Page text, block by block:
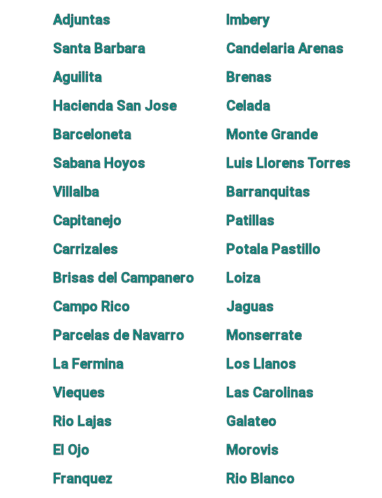
Adjuntas Imbery
Santa Barbara Candelaria Arenas
Aguilita Brenas
Hacienda San Jose Celada
Barceloneta Monte Grande
Sabana Hoyos Luis Llorens Torres
Villalba Barranquitas
Capitanejo Patillas
Carrizales Potala Pastillo
Brisas del Campanero Loiza
Campo Rico Jaguas
Parcelas de Navarro Monserrate
La Fermina Los Llanos
Vieques Las Carolinas
Rio Lajas Galateo
El Ojo Morovis
Franquez Rio Blanco